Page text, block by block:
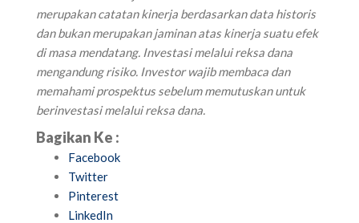
merupakan catatan kinerja berdasarkan data historis
dan bukan merupakan jaminan atas kinerja suatu efek
di masa mendatang. Investasi melalui reksa dana
mengandung risiko. Investor wajib membaca dan
memahami prospektus sebelum memutuskan untuk
berinvestasi melalui reksa dana.
Bagikan Ke :
Facebook
Twitter
Pinterest
LinkedIn